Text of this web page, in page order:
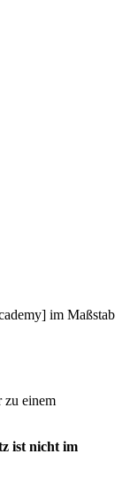
im Maßstab
zu einem
ist nicht im